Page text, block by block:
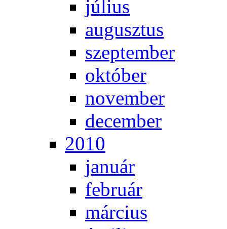
jú­li­us
au­gusz­tus
szep­tem­ber
ok­tó­ber
no­vem­ber
de­cem­ber
2010
ja­nu­ár
feb­ru­ár
már­ci­us